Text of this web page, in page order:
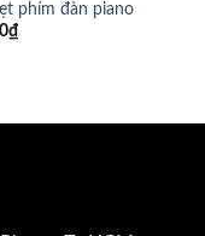
phím đàn piano
₫